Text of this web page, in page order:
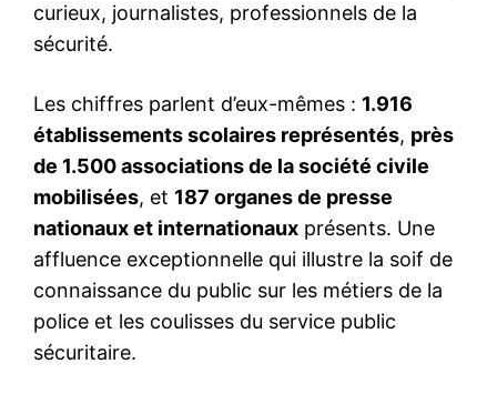
curieux, journalistes, professionnels de la
sécurité.
Les chiffres parlent d’eux-mêmes : 1.916
établissements scolaires représentés, près
de 1.500 associations de la société civile
mobilisées, et 187 organes de presse
nationaux et internationaux présents. Une
affluence exceptionnelle qui illustre la soif de
connaissance du public sur les métiers de la
police et les coulisses du service public
sécuritaire.